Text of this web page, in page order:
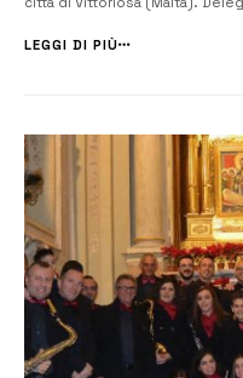
Aaron Zahra O.P e fr. Alan
LEGGI DI PIÙ